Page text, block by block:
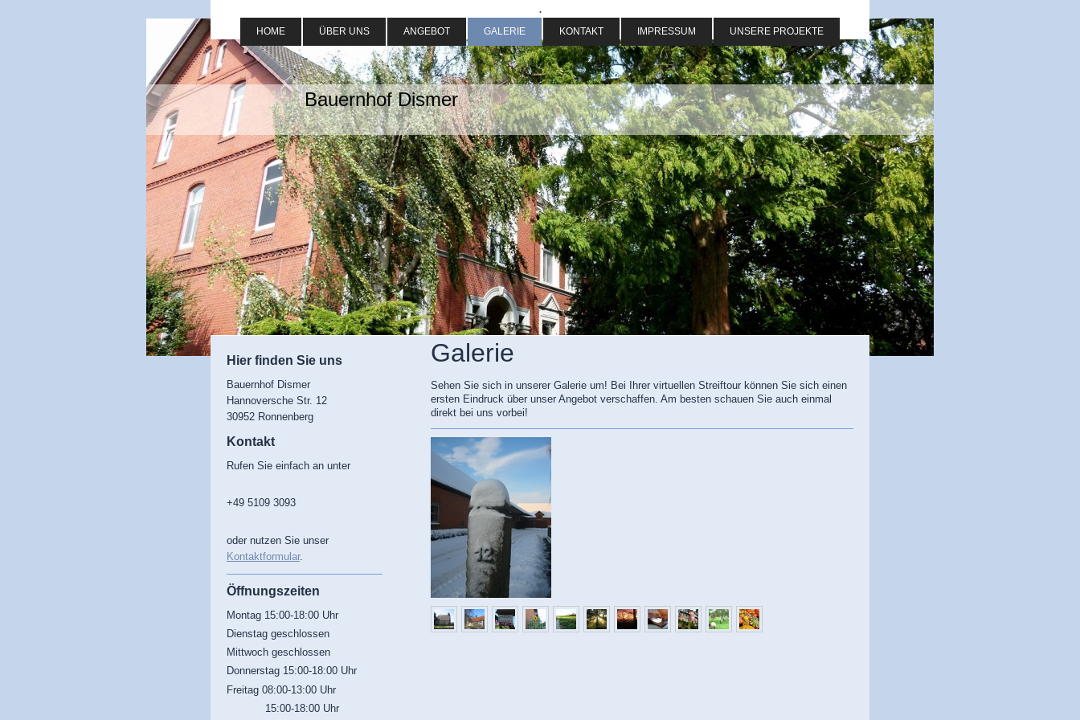
.
HOME ÜBER UNS ANGEBOT GALERIE KONTAKT IMPRESSUM UNSERE PROJEKTE
Bauernhof Dismer
Galerie
Sehen Sie sich in unserer Galerie um! Bei Ihrer virtuellen Streiftour können Sie sich einen
ersten Eindruck über unser Angebot verschaffen. Am besten schauen Sie auch einmal
direkt bei uns vorbei!
Hier finden Sie uns
Bauernhof Dismer
Hannoversche Str. 12
30952 Ronnenberg
Kontakt
Rufen Sie einfach an unter
+49 5109 3093
oder nutzen Sie unser
Kontaktformular.
Öffnungszeiten
Montag 15:00-18:00 Uhr
Dienstag geschlossen
Mittwoch geschlossen
Donnerstag 15:00-18:00 Uhr
Freitag 08:00-13:00 Uhr
15:00-18:00 Uhr